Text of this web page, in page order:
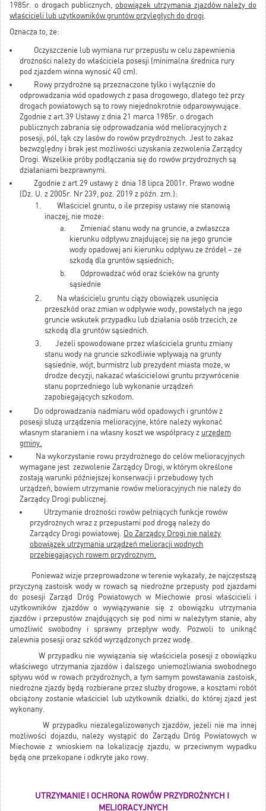
1985r. o drogach publicznych, obowiązek utrzymania zjazdów należy do
właścicieli lub użytkowników gruntów przyległych do drogi.
Oznacza to, że:
Oczyszczenie lub wymiana rur przepustu w celu zapewnienia
drożności należy do właściciela posesji (minimalna średnica rury
pod zjazdem winna wynosić 40 cm).
Rowy przydrożne są przeznaczone tylko i wyłącznie do
odprowadzania wód opadowych z pasa drogowego, dlatego też przy
drogach powiatowych są to rowy niejednokrotnie odparowywujące.
Zgodnie z art.39 Ustawy z dnia 21 marca 1985r. o drogach
publicznych zabrania się odprowadzania wód melioracyjnych z
posesji, pól, łąk czy lasów do rowów przydrożnych. Jest to zakaz
bezwzględny i brak jest możliwości uzyskania zezwolenia Zarządcy
Drogi. Wszelkie próby podłączania się do rowów przydrożnych są
działaniami bezprawnymi.
Zgodnie z art.29 ustawy z dnia 18 lipca 2001r. Prawo wodne
(Dz. U. z 2005r. Nr 239, poz. 2019 z późn. zm.):
Właściciel gruntu, o ile przepisy ustawy nie stanowią
inaczej, nie może:
Zmieniać stanu wody na gruncie, a zwłaszcza
kierunku odpływu znajdującej się na jego gruncie
wody opadowej ani kierunku odpływu ze źródeł – ze
szkodą dla gruntów sąsiednich;
Odprowadzać wód oraz ścieków na grunty
sąsiednie
Na właścicielu gruntu ciąży obowiązek usunięcia
przeszkód oraz zmian w odpływie wody, powstałych na jego
gruncie wskutek przypadku lub działania osób trzecich, ze
szkodą dla gruntów sąsiednich.
Jeżeli spowodowane przez właściciela gruntu zmiany
stanu wody na gruncie szkodliwie wpływają na grunty
sąsiednie, wójt, burmistrz lub prezydent miasta może, w
drodze decyzji, nakazać właścicielowi gruntu przywrócenie
stanu poprzedniego lub wykonanie urządzeń
zapobiegających szkodom.
Do odprowadzania nadmiaru wód opadowych i gruntów z
posesji służą urządzenia melioracyjne, które należy wykonać
własnym staraniem i na własny koszt we współpracy z urzędem
gminy.
Na wykorzystanie rowu przydrożnego do celów melioracyjnych
wymagane jest zezwolenie Zarządcy Drogi, w którym określone
zostają warunki późniejszej konserwacji i przebudowy tych
urządzeń, bowiem utrzymanie rowów melioracyjnych nie należy do
Zarządcy Drogi publicznej.
Utrzymanie drożności rowów pełniących funkcje rowów
przydrożnych wraz z przepustami pod drogą należy do
Zarządcy Drogi powiatowej. Do Zarządcy Drogi nie należy
obowiązek utrzymania urządzeń melioracji wodnych
przebiegających rowem przydrożnym.
Ponieważ wizje przeprowadzone w terenie wykazały, że najczęstszą
przyczyną zastoisk wody w rowach są niedrożne przepusty pod zjazdami
do posesji Zarząd Dróg Powiatowych w Miechowie prosi właścicieli i
użytkowników zjazdów o wywiązywanie się z obowiązku utrzymania
zjazdów i przepustów znajdujących się pod nimi w należytym stanie, aby
umożliwić swobodny i sprawny przepływ wody. Pozwoli to uniknąć
zalewnia posesji oraz szkód wyrządzonych przez wodę.
W przypadku nie wywiązania się właściciela posesji z obowiązku
właściwego utrzymania zjazdów i dalszego uniemożliwiania swobodnego
spływu wód w rowach przydrożnych, a tym samym powstawania zastoisk,
niedrożne zjazdy będą rozbierane przez służby drogowe, a kosztami robót
obciążony zostanie właściciel lub użytkownik działki, do której zjazd jest
wykonany.
W przypadku niezalegalizowanych zjazdów, jeżeli nie ma innej
możliwości dojazdu, należy wystąpić do Zarządu Dróg Powiatowych w
Miechowie z wnioskiem na lokalizację zjazdu, w przeciwnym wypadku
będą one przekopane i odkryte jako rowy.
UTRZYMANIEI OCHRONA ROWÓW PRZYDROŻNYCH I
MELIORACYJNYCH